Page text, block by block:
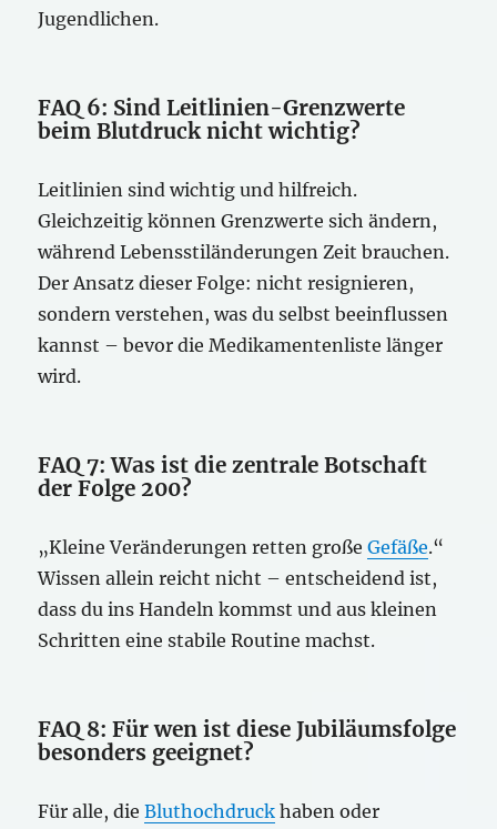
Jugendlichen.
FAQ 6: Sind Leitlinien-Grenzwerte
beim Blutdruck nicht wichtig?
Leitlinien sind wichtig und hilfreich.
Gleichzeitig können Grenzwerte sich ändern,
während Lebensstiländerungen Zeit brauchen.
Der Ansatz dieser Folge: nicht resignieren,
sondern verstehen, was du selbst beeinflussen
kannst – bevor die Medikamentenliste länger
wird.
FAQ 7: Was ist die zentrale Botschaft
der Folge 200?
„Kleine Veränderungen retten großeGefäße.“
Wissen allein reicht nicht – entscheidend ist,
dass du ins Handeln kommst und aus kleinen
Schritten eine stabile Routine machst.
FAQ 8: Für wen ist diese Jubiläumsfolge
besonders geeignet?
Für alle, dieBluthochdruck haben oder